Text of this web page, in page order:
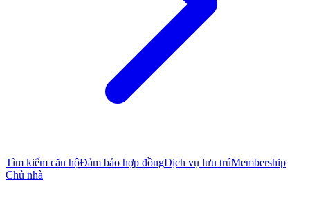
Tìm kiếm căn hộĐảm bảo hợp đồngDịch vụ lưu trúMembership
Chủ nhà